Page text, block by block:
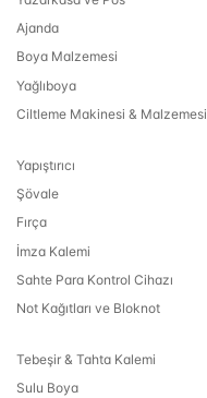
Ajanda
Boya Malzemesi
Yağlıboya
Ciltleme Makinesi & Malzemesi
Yapıştırıcı
Şövale
Fırça
İmza Kalemi
Sahte Para Kontrol Cihazı
Not Kağıtları ve Bloknot
Tebeşir & Tahta Kalemi
Sulu Boya